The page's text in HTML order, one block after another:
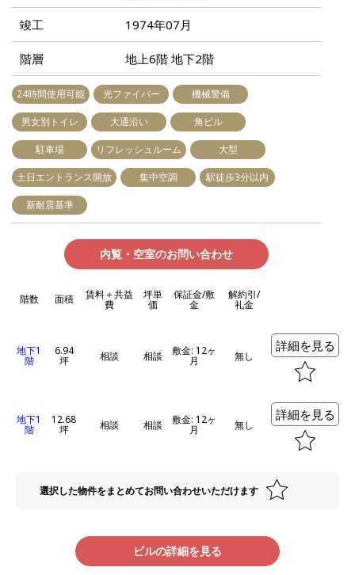
竣工 1974年07月
階層 地上6階 地下2階
24時間使用可能 光ファイバー 機械警備
男女別トイレ 大通沿い 角ビル
駐車場 リフレッシュルーム 大型
土日エントランス開放 集中空調 駅徒歩3分以内
新耐震基準
内覧・空室のお問い合わせ
階数 面積 賃料＋共益
費
坪単
価
保証金/敷
金
解約引/
礼金
地下1
階
6.94
坪 相談 相談 敷金: 12ヶ
月 無し
詳細を見る
地下1
階
12.68
坪 相談 相談 敷金: 12ヶ
月 無し
詳細を見る
選択した物件をまとめてお問い合わせいただけます
ビルの詳細を見る